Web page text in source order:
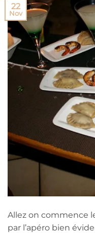
22
Nov
Allez on commence
par l’apéro bien